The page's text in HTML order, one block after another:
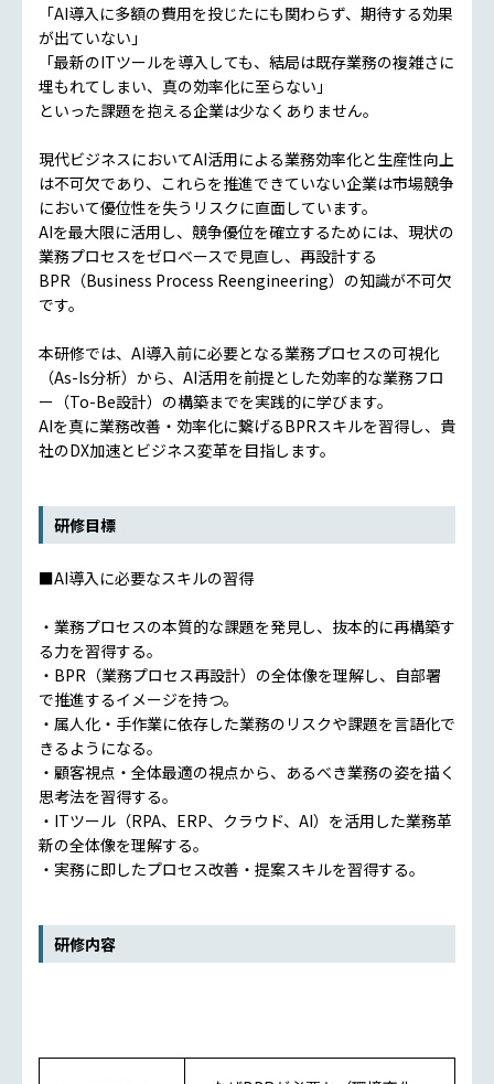
「AI導入に多額の費用を投じたにも関わらず、期待する効果
が出ていない」
「最新のITツールを導入しても、結局は既存業務の複雑さに
埋もれてしまい、真の効率化に至らない」
といった課題を抱える企業は少なくありません。
現代ビジネスにおいてAI活用による業務効率化と生産性向上
は不可欠であり、これらを推進できていない企業は市場競争
において優位性を失うリスクに直面しています。
AIを最大限に活用し、競争優位を確立するためには、現状の
業務プロセスをゼロベースで見直し、再設計する
BPR（Business Process Reengineering）の知識が不可欠
です。
本研修では、AI導入前に必要となる業務プロセスの可視化
（As-Is分析）から、AI活用を前提とした効率的な業務フロ
ー（To-Be設計）の構築までを実践的に学びます。
AIを真に業務改善・効率化に繋げるBPRスキルを習得し、貴
社のDX加速とビジネス変革を目指します。
研修目標
■AI導入に必要なスキルの習得
・業務プロセスの本質的な課題を発見し、抜本的に再構築す
る力を習得する。
・BPR（業務プロセス再設計）の全体像を理解し、自部署
で推進するイメージを持つ。
・属人化・手作業に依存した業務のリスクや課題を言語化で
きるようになる。
・顧客視点・全体最適の視点から、あるべき業務の姿を描く
思考法を習得する。
・ITツール（RPA、ERP、クラウド、AI）を活用した業務革
新の全体像を理解する。
・実務に即したプロセス改善・提案スキルを習得する。
研修内容